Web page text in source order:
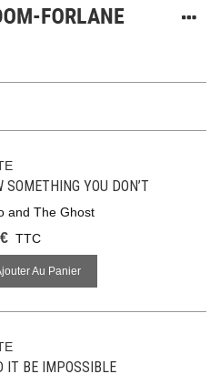
SOMETHING YOU DON’T
and The Ghost
TTC
Au Panier
IT BE IMPOSSIBLE